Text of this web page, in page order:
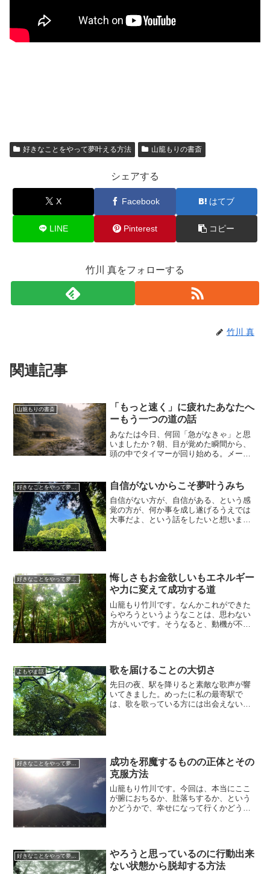
好きなことをやって夢叶える方法 山籠もりの書斎
シェアする
X Facebook はてブ
LINE Pinterest コピー
竹川 真をフォローする
竹川 真
関連記事
山籠もりの書斎
「もっと速く」に疲れたあなたへ
ーもう一つの道の話
あなたは今日、何回「急がなきゃ」と思
いましたか？朝、目が覚めた瞬間から、
頭の中でタイマーが回り始める。メール
速く。もっと要領よく。もっと——」そ
の声が、一日中、あなたを...
好きなことをやって夢叶える方法 自信がないからこそ夢叶うみち
自信がない方が、自信がある、という感
覚の方が、何か事を成し遂げるうえでは
大事だよ、という話をしたいと想いま
好きなことをやって夢叶える方法
悔しさもお金欲しいもエネルギー
や力に変えて成功する道
山籠もり竹川です。なんかこれができた
らやろうというようなことは、思わない
方がいいです。そうなると、動機が不純
よもやま話 歌を届けることの大切さ
先日の夜、駅を降りると素敵な歌声が響
いてきました。めったに私の最寄駅で
は、歌を歌っている方には出会えないの
好きなことをやって夢叶える方法
成功を邪魔するものの正体とその
克服方法
山籠もり竹川です。今回は、本当にここ
が腑におちるか、肚落ちするか、という
かどうかで、幸せになって行くかどうか
生懸命自分自身の強みとか...
好きなことをやって夢叶える方法
やろうと思っているのに行動出来
ない状態から脱却する方法